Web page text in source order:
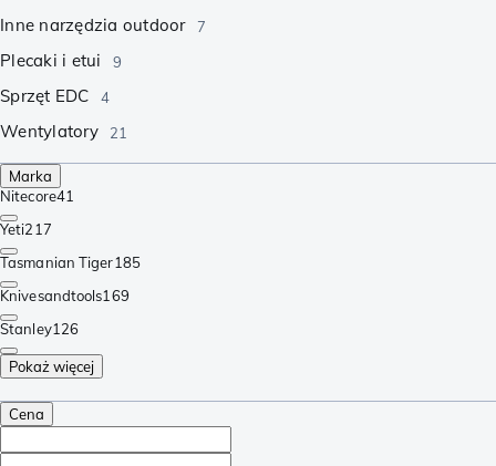
Inne narzędzia outdoor 7
Plecaki i etui 9
Sprzęt EDC 4
Wentylatory 21
Marka
Nitecore41
Yeti217
Tasmanian Tiger185
Knivesandtools169
Stanley126
Pokaż więcej
Cena